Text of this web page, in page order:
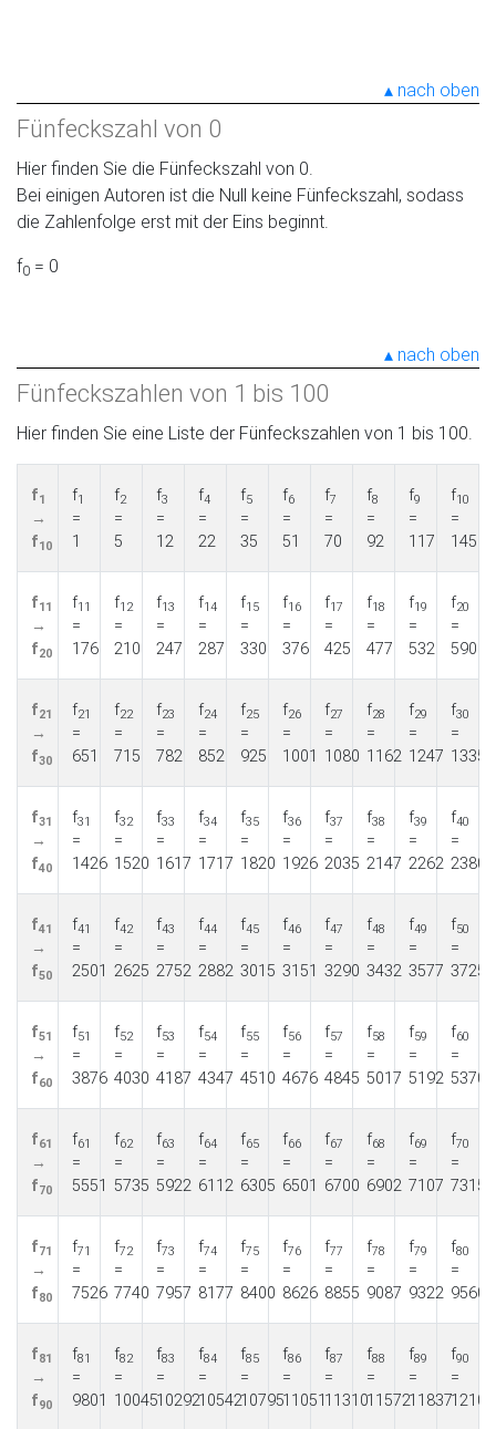
nach oben
Fünfeckszahl von 0
Hier finden Sie die Fünfeckszahl von 0.
Bei einigen Autoren ist die Null keine Fünfeckszahl, sodass
die Zahlenfolge erst mit der Eins beginnt.
f0 = 0
nach oben
Fünfeckszahlen von 1 bis 100
Hier finden Sie eine Liste der Fünfeckszahlen von 1 bis 100.
f1
→
f10
f1
=
1
f2
=
5
f3
=
12
f4
=
22
f5
=
35
f6
=
51
f7
=
70
f8
=
92
f9
=
117
f10
=
145
f11
→
f20
f11
=
176
f12
=
210
f13
=
247
f14
=
287
f15
=
330
f16
=
376
f17
=
425
f18
=
477
f19
=
532
f20
=
590
f21
→
f30
f21
=
651
f22
=
715
f23
=
782
f24
=
852
f25
=
925
f26
=
1001
f27
=
1080
f28
=
1162
f29
=
1247
f30
=
1335
f31
→
f40
f31
=
1426
f32
=
1520
f33
=
1617
f34
=
1717
f35
=
1820
f36
=
1926
f37
=
2035
f38
=
2147
f39
=
2262
f40
=
2380
f41
→
f50
f41
=
2501
f42
=
2625
f43
=
2752
f44
=
2882
f45
=
3015
f46
=
3151
f47
=
3290
f48
=
3432
f49
=
3577
f50
=
3725
f51
→
f60
f51
=
3876
f52
=
4030
f53
=
4187
f54
=
4347
f55
=
4510
f56
=
4676
f57
=
4845
f58
=
5017
f59
=
5192
f60
=
5370
f61
→
f70
f61
=
5551
f62
=
5735
f63
=
5922
f64
=
6112
f65
=
6305
f66
=
6501
f67
=
6700
f68
=
6902
f69
=
7107
f70
=
7315
f71
→
f80
f71
=
7526
f72
=
7740
f73
=
7957
f74
=
8177
f75
=
8400
f76
=
8626
f77
=
8855
f78
=
9087
f79
=
9322
f80
=
9560
f81
→
f90
f81
=
9801
f82
=
10045
f83
=
10292
f84
=
10542
f85
=
10795
f86
=
11051
f87
=
11310
f88
=
11572
f89
=
11837
f90
=
12105